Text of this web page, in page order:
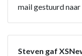
mail gestuurd
Steven gaf